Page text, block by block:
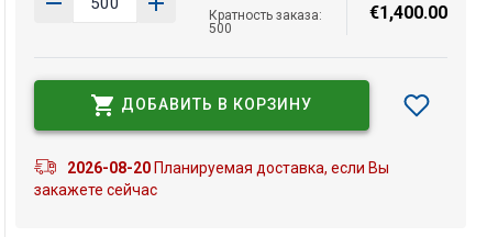
Кратность заказа:
500
€1,400.00
ДОБАВИТЬ В КОРЗИНУ
2026-08-20Планируемая доставка, если Вы
закажете сейчас